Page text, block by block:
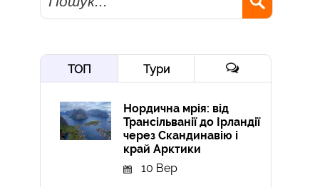
ТОП Тури
Нордична мрія: від
Трансільванії до Ірландії
через Скандинавію і
край Арктики
10 Вер